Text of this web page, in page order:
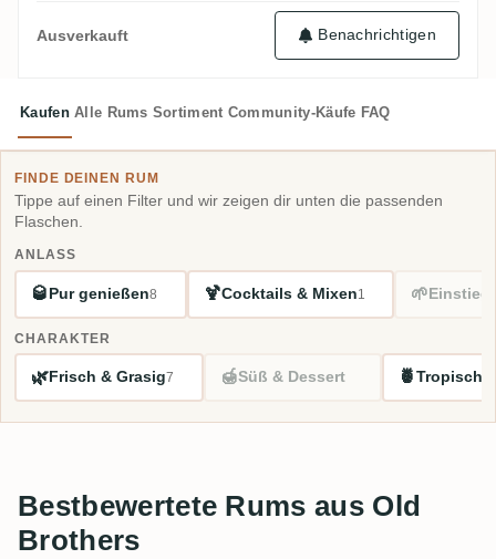
Ausverkauft Benachrichtigen
Kaufen Alle Rums Sortiment Community-Käufe FAQ
FINDE DEINEN RUM
Tippe auf einen Filter und wir zeigen dir unten die passenden
Flaschen.
ANLASS
🥃 Pur genießen8 🍹Cocktails & Mixen1 🌱Einstieg
CHARAKTER
🌿 Frisch & Grasig7 🍯Süß & Dessert 🍍Tropisch
Bestbewertete Rums aus Old
Brothers